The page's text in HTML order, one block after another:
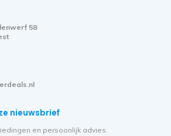
58
nieuwsbrief
en persoonlijk advies.